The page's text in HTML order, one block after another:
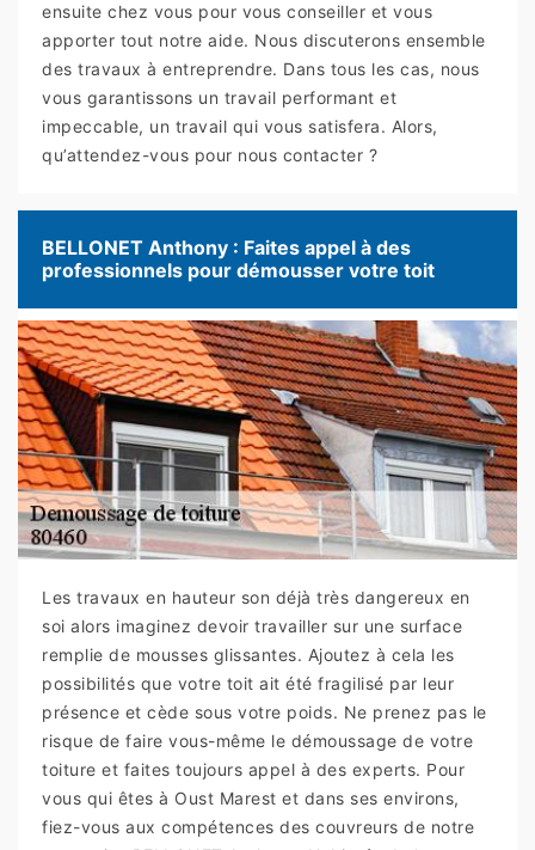
ensuite chez vous pour vous conseiller et vous
apporter tout notre aide. Nous discuterons ensemble
des travaux à entreprendre. Dans tous les cas, nous
vous garantissons un travail performant et
impeccable, un travail qui vous satisfera. Alors,
qu’attendez-vous pour nous contacter ?
BELLONET Anthony : Faites appel à des
professionnels pour démousser votre toit
Les travaux en hauteur son déjà très dangereux en
soi alors imaginez devoir travailler sur une surface
remplie de mousses glissantes. Ajoutez à cela les
possibilités que votre toit ait été fragilisé par leur
présence et cède sous votre poids. Ne prenez pas le
risque de faire vous-même le démoussage de votre
toiture et faites toujours appel à des experts. Pour
vous qui êtes à Oust Marest et dans ses environs,
fiez-vous aux compétences des couvreurs de notre